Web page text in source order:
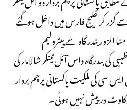
سے گزر کر خلیج فارس میں داخل ہوگئے
الزور بندر گاہ سے پیٹرولیم
کی بںدرگاہ داس آئل ٹینکر شالامار کی
سی کی ملکیت پاکستانی پرچم بردار
درپیش نہیں ہوئی۔